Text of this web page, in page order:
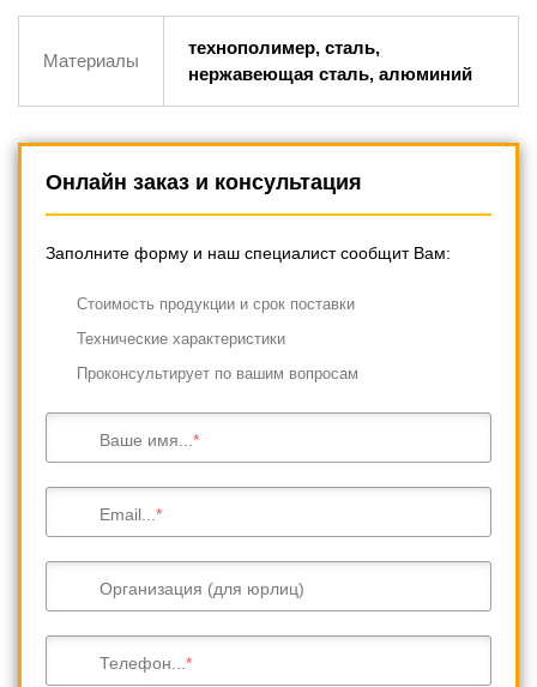
Материалы
технополимер, сталь,
нержавеющая сталь, алюминий
Онлайн заказ и консультация
Заполните форму и наш специалист сообщит Вам:
Cтоимость продукции и срок поставки
Технические характеристики
Проконсультирует по вашим вопросам
Ваше имя...
Email...
Организация (для юрлиц)
Телефон...